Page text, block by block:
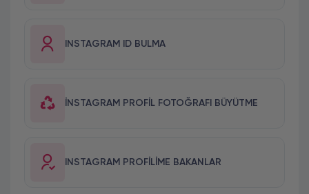
INSTAGRAM ID BULMA
İNSTAGRAM PROFIL FOTOĞRAFI BÜYÜTME
INSTAGRAM PROFILIME BAKANLAR